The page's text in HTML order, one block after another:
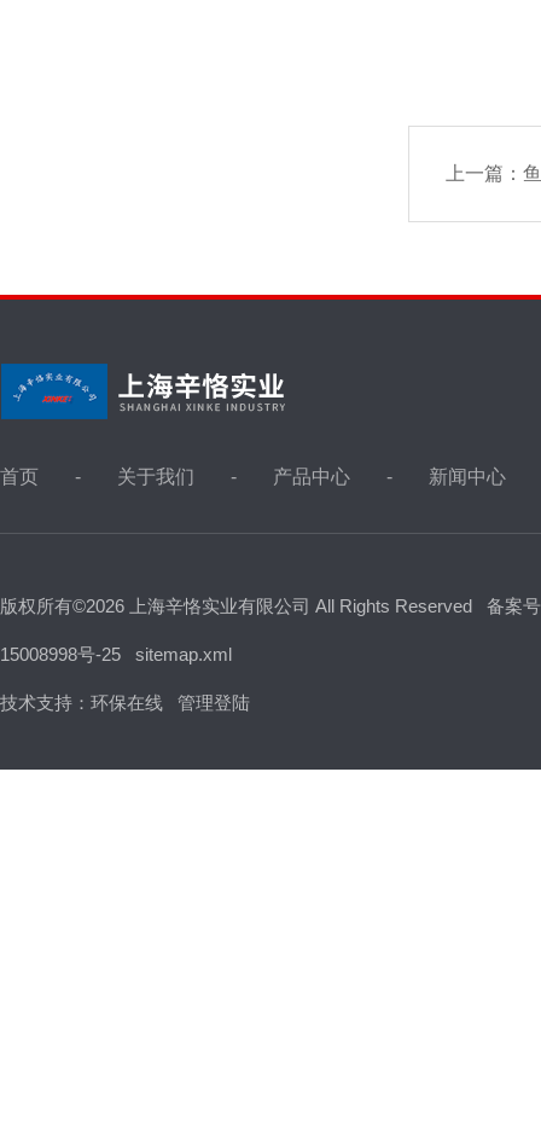
上一篇：
首页 关于我们 产品中心 新闻中心
版权所有©2026 上海辛恪实业有限公司 All Rights Reserved 备案
15008998号-25 sitemap.xml
技术支持： 环保在线 管理登陆